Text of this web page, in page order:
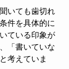
いても歯切れ
件を具体的に
ている印象が
「書いていな
考えていま